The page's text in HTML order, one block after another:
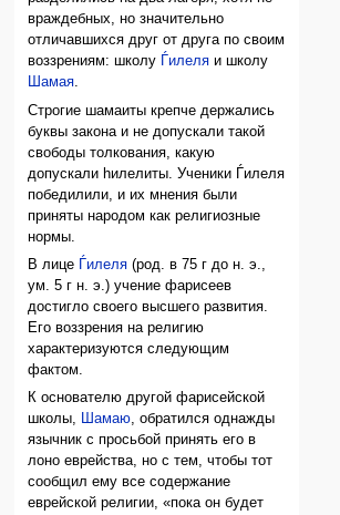
враждебных, но значительно
отличавшихся друг от друга по своим
воззрениям: школу
Ѓилеля и школу
Шамая.
Строгие шамаиты крепче держались
буквы закона и не допускали такой
свободы толкования, какую
допускали hилелиты. Ученики Ѓилеля
победилили, и их мнения были
приняты народом как религиозные
нормы.
В лице
Ѓилеля (род. в 75 г до н. э.,
ум. 5 г н. э.) учение фарисеев
достигло своего высшего развития.
Его воззрения на религию
характеризуются следующим
фактом.
К основателю другой фарисейской
школы, Шамаю, обратился однажды
язычник с просьбой принять его в
лоно еврейства, но с тем, чтобы тот
сообщил ему все содержание
еврейской религии, «пока он будет